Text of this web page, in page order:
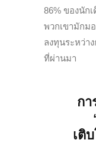
86% ของนัก
พวกเขามักม
ลงทุนระหว่า
ที่ผ่านมา
กา
เติ